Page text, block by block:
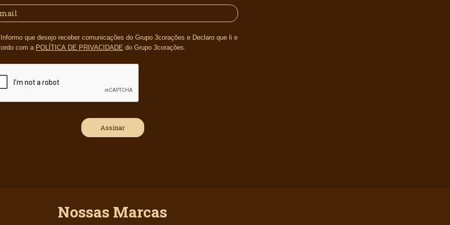
com a POLÍTICA DE PRIVACIDADE do Grupo 3corações.
Nossas Marcas